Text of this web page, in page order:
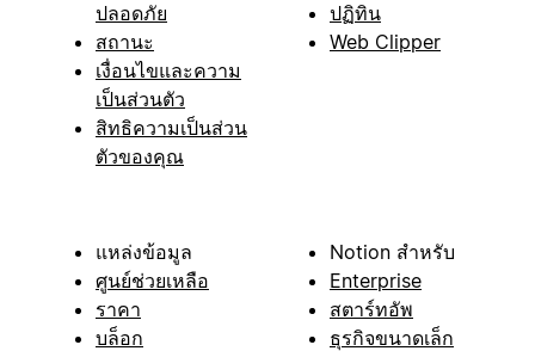
ปลอดภัย
สถานะ
เงื่อนไขและความ
เป็นส่วนตัว
สิทธิความเป็นส่วน
ตัวของคุณ
ปฏิทิน
Web Clipper
แหล่งข้อมูล
ศูนย์ช่วยเหลือ
ราคา
บล็อก
Notion สำหรับ
Enterprise
สตาร์ทอัพ
ธุรกิจขนาดเล็ก